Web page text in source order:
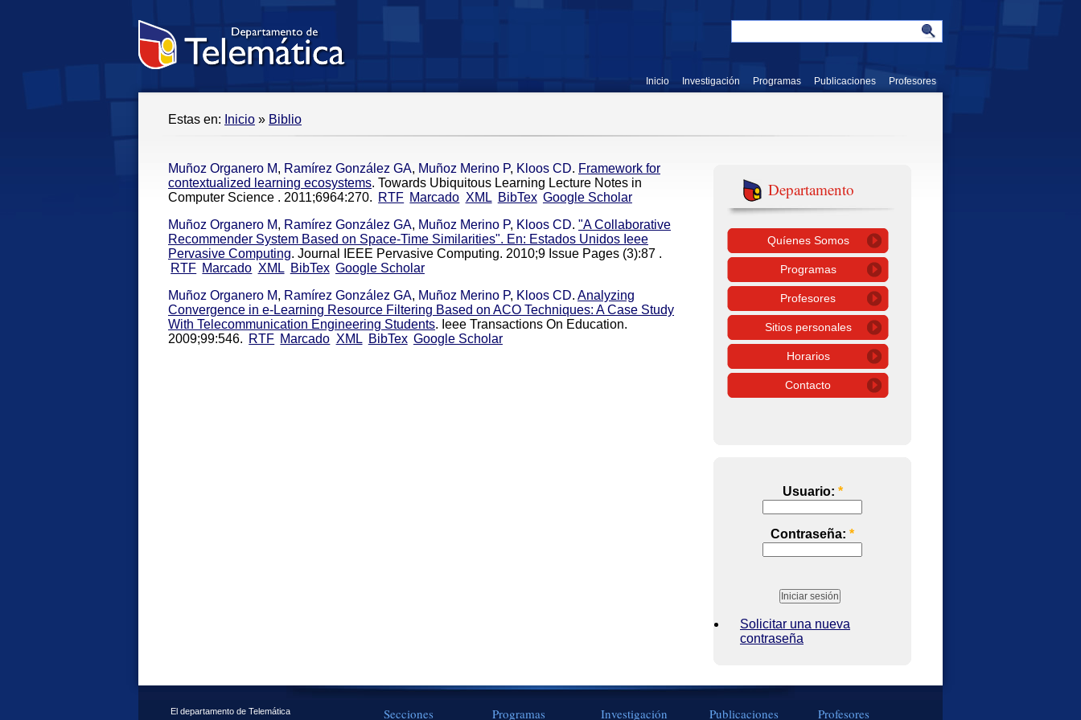
Inicio Investigación Programas Publicaciones Profesores
Estas en: Inicio » Biblio
Muñoz Organero M, Ramírez González GA, Muñoz Merino P, Kloos CD. Framework for
contextualized learning ecosystems. Towards Ubiquitous Learning Lecture Notes in
Computer Science . 2011;6964:270. RTF Marcado XML BibTex Google Scholar
Muñoz Organero M, Ramírez González GA, Muñoz Merino P, Kloos CD. "A Collaborative
Recommender System Based on Space-Time Similarities". En: Estados Unidos Ieee
Pervasive Computing. Journal IEEE Pervasive Computing. 2010;9 Issue Pages (3):87 .
RTF Marcado XML BibTex Google Scholar
Muñoz Organero M, Ramírez González GA, Muñoz Merino P, Kloos CD. Analyzing
Convergence in e-Learning Resource Filtering Based on ACO Techniques: A Case Study
With Telecommunication Engineering Students. Ieee Transactions On Education.
2009;99:546. RTF Marcado XML BibTex Google Scholar
Departamento
Quíenes Somos
Programas
Profesores
Sitios personales
Horarios
Contacto
Usuario: *
Contraseña: *
Solicitar una nueva
contraseña
El departamento de Telemática
Secciones Programas Investigación Publicaciones Profesores